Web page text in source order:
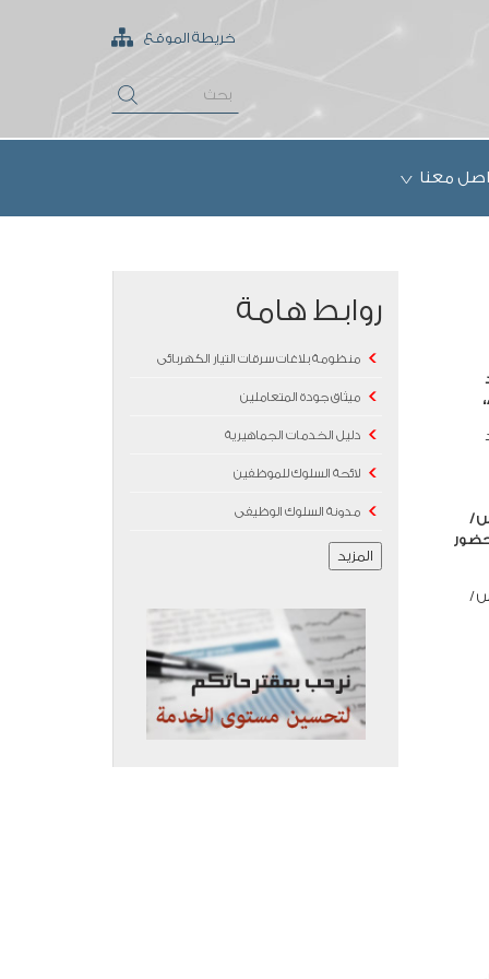
خريطة الموقع
معنا
/
/
روابط هامة
منظومة بلاغات سرقات التيار الكهربائى
ميثاق جودة المتعاملين
دليل الخدمات الجماهيرية
لائحة السلوك للموظفين
مدونة السلوك الوظيفى
المزيد